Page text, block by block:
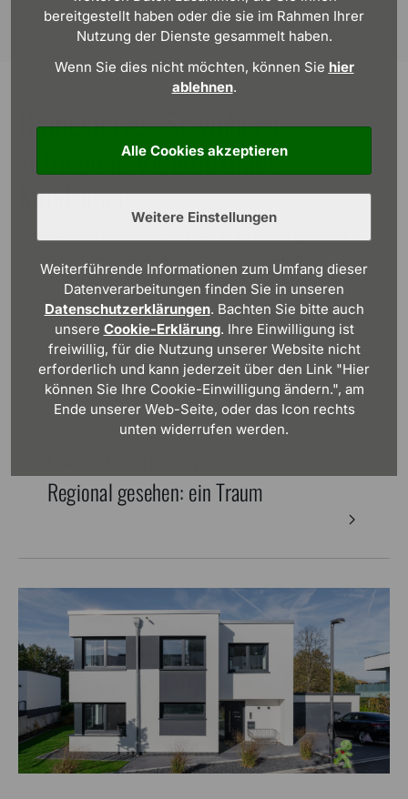
bereitgestellt haben oder die sie im Rahmen Ihrer
Nutzung der Dienste gesammelt haben.
Wenn Sie dies nicht möchten, können Sie hier
ablehnen.
Alle Cookies akzeptieren
Weitere Einstellungen
Weiterführende Informationen zum Umfang dieser
Datenverarbeitungen finden Sie in unseren
Datenschutzerklärungen. Bachten Sie bitte auch
unsere Cookie-Erklärung. Ihre Einwilligung ist
freiwillig, für die Nutzung unserer Website nicht
erforderlich und kann jederzeit über den Link "Hier
können Sie Ihre Cookie-Einwilligung ändern.", am
Ende unserer Web-Seite, oder das Icon rechts
unten widerrufen werden.
Homestories: So wohnen
zufriedene Viebrockhaus-
KundInnen
Inspiration für Ihren Hausbau in Bremen gesucht?
unterschiedliche Häuser und finden Sie heraus, wie
die einzelnen Bauphasen abliefen. So können Sie am
„lebenden Objekt“ entdecken, was den Hausbau mit
Viebrockhaus so besonders macht – und sich Ideen
für Ihre eigene Immobilie holen.
Regional gesehen: ein Traum